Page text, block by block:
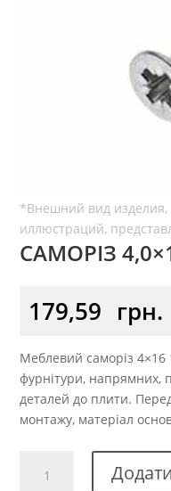
САМОРІЗ
179,59 грн.
Меблевий саморіз 4×16
фурнітури, напрямних,
деталей до плити.
монтажу, матеріал
4,0x16